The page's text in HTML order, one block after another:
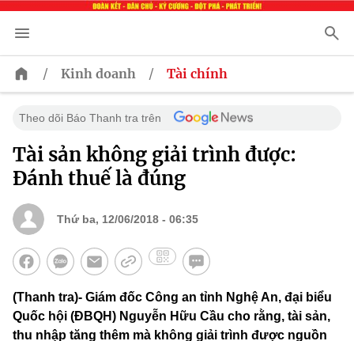
/ Kinh doanh / Tài chính
Theo dõi Báo Thanh tra trên
Tài sản không giải trình được:
Đánh thuế là đúng
Thứ ba, 12/06/2018 - 06:35
(Thanh tra)- Giám đốc Công an tỉnh Nghệ An, đại biểu
Quốc hội (ĐBQH) Nguyễn Hữu Cầu cho rằng, tài sản,
thu nhập tăng thêm mà không giải trình được nguồn